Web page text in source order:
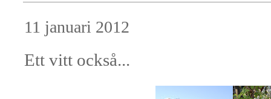
11 januari 2012
Ett vitt också...